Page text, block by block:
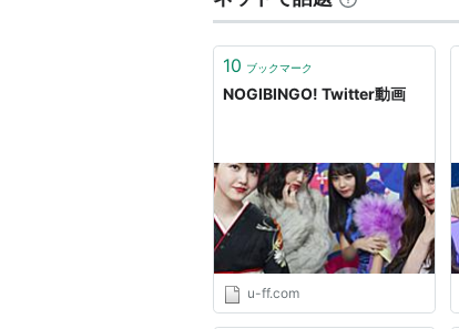
10 ブックマーク
NOGIBINGO! Twitter動画
u-ff.com